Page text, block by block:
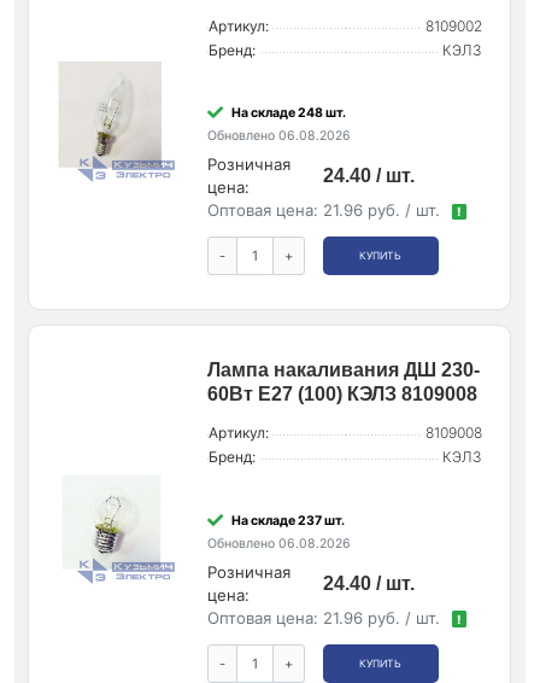
Артикул:
8109002
Бренд:
КЭЛЗ
На складе 248 шт.
Обновлено 06.08.2026
Розничная
цена:
24.40 / шт.
Оптовая цена: 21.96 руб. / шт. !
- + КУПИТЬ
Лампа накаливания ДШ 230-
60Вт E27 (100) КЭЛЗ 8109008
Артикул:
8109008
Бренд:
КЭЛЗ
На складе 237 шт.
Обновлено 06.08.2026
Розничная
цена:
24.40 / шт.
Оптовая цена: 21.96 руб. / шт. !
- + КУПИТЬ